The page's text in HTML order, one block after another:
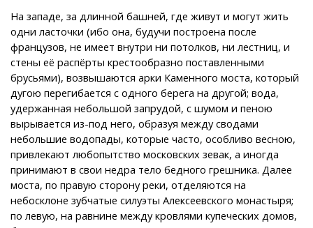
На западе, за длинной башней, где живут и могут жить
одни ласточки (ибо она, будучи построена после
французов, не имеет внутри ни потолков, ни лестниц, и
стены её распёрты крестообразно поставленными
брусьями), возвышаются арки Каменного моста, который
дугою перегибается с одного берега на другой; вода,
удержанная небольшой запрудой, с шумом и пеною
вырывается из-под него, образуя между сводами
небольшие водопады, которые часто, особливо весною,
привлекают любопытство московских зевак, а иногда
принимают в свои недра тело бедного грешника. Далее
моста, по правую сторону реки, отделяются на
небосклоне зубчатые силуэты Алексеевского монастыря;
по левую, на равнине между кровлями купеческих домов,